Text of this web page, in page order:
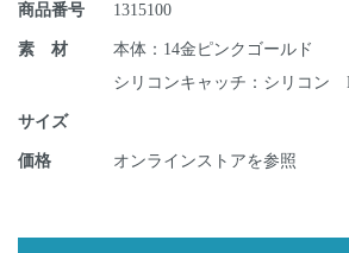
商品番号 1315100
素 材
本体：14金ピンクゴールド
シリコンキャッチ：シリコン
サイズ
価格 オンラインストアを参照